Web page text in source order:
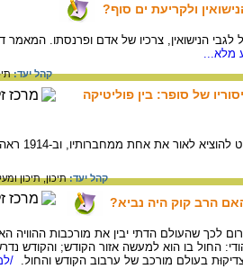
ולקריעת ים סוף?
הנישואין, צרכיו של אדם ופרנסתו. המאמר
מלא...
קהל יעד:
של סופר: בין פוליטיקה
אחת ממחברותיו, וב-1914 ראה אור ספרו 'ערפלי טוהר'.
קהל יעד:תיכון,תיכון
הרב קוק היה נביא?
לכך שהעולם הדתי יבין את מורכבות ההוויה
החול בו הוא למעשה אזור הקודש; והקודש
בעולם מורכב של ערבוב הקודש והחול.
/